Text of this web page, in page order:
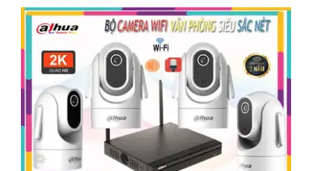
quan sát rõ ràng mọi góc nhìn quan trọng. Đảm bảo không có
vật che phủ trước camera như cây cối, tường, vv.
Thiết lập truy cập từ xa: Để có thể xem lại hình ảnh từ
camera bất kỳ nơi đâu, bạn cần cài đặt hệ thống truy cập từ xa
qua ứng dụng di động hoặc trên máy tính.
Những gợi ý trên hy vọng sẽ giúp bạn lắp đặt camera wifi trọn
bộ một cách hiệu quả và dễ dàng. Nếu bạn cần thêm thông tin
hoặc hỗ trợ khác, đừng ngần ngại để liên hệ với chúng tôi. Chúc
bạn thành công!